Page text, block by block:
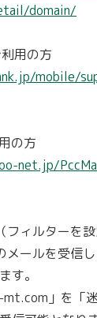
domain/
用の方
mobile/
の方
net.jp/
ィルターを設
メールを受信
す。
」を「